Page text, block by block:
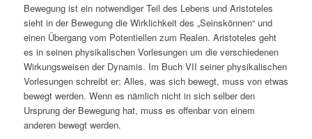
Bewegung ist ein notwendiger Teil des Lebens und Aristoteles
sieht in der Bewegung die Wirklichkeit des „Seinskönnen“ und
einen Übergang vom Potentiellen zum Realen. Aristoteles geht
es in seinen physikalischen Vorlesungen um die verschiedenen
Wirkungsweisen der Dynamis. Im Buch VII seiner physikalischen
Vorlesungen schreibt er: Alles, was sich bewegt, muss von etwas
bewegt werden. Wenn es nämlich nicht in sich selber den
Ursprung der Bewegung hat, muss es offenbar von einem
anderen bewegt werden.